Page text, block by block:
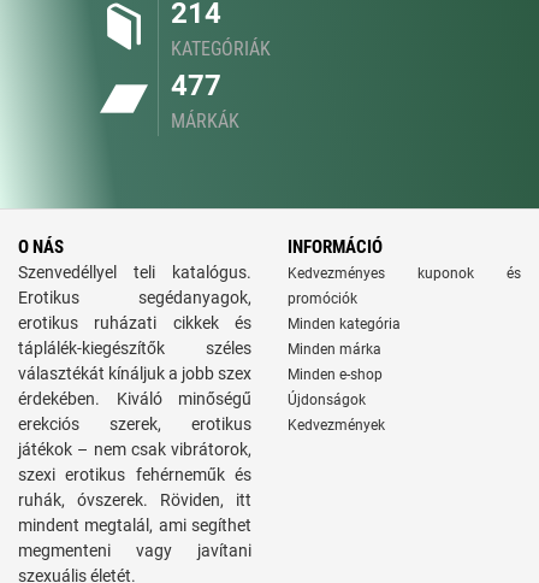
214
KATEGÓRIÁK
477
MÁRKÁK
O NÁS
Szenvedéllyel teli katalógus.
Erotikus segédanyagok,
erotikus ruházati cikkek és
táplálék-kiegészítők széles
választékát kínáljuk a jobb szex
érdekében. Kiváló minőségű
erekciós szerek, erotikus
játékok – nem csak vibrátorok,
szexi erotikus fehérneműk és
ruhák, óvszerek. Röviden, itt
mindent megtalál, ami segíthet
megmenteni vagy javítani
szexuális életét.
INFORMÁCIÓ
Kedvezményes kuponok és
promóciók
Minden kategória
Minden márka
Minden e-shop
Újdonságok
Kedvezmények